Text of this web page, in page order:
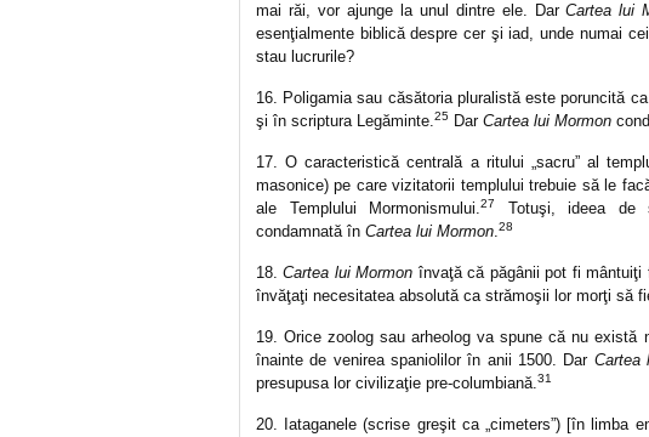
mai răi, vor ajunge la unul dintre ele. DarCartea lui
esenţialmente biblică despre cer şi iad, unde numai
stau lucrurile?
16. Poligamia sau căsătoria pluralistă este poruncită
şi în scriptura Legăminte.25 Dar Cartea lui Mormon
17. O caracteristică centrală a ritului „sacru” al
masonice) pe care vizitatorii templului trebuie să le
ale Templului Mormonismului.27
Totuşi, ideea de
condamnată în Cartea lui Mormon.28
18.Cartea lui Mormon învaţă că păgânii pot fi mântuiţi
învăţaţi necesitatea absolută ca strămoşii lor morţi să
19. Orice zoolog sau arheolog va spune că nu
înainte de venirea spaniolilor în anii 1500. Dar Cartea
presupusa lor civilizaţie pre-columbiană.31
20. Iataganele (scrise greşit ca „cimeters”) [în limba